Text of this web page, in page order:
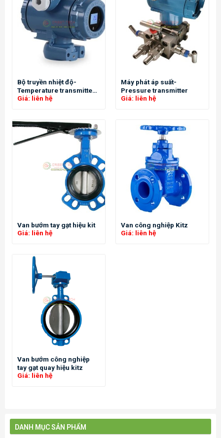
Bộ truyền nhiệt độ-
Temperature transmitter-
CHD-2480
Giá: liên hệ
Máy phát áp suất-
Pressure transmitter
Giá: liên hệ
Van bướm tay gạt hiệu kit
Giá: liên hệ
Van công nghiệp Kitz
Giá: liên hệ
Van bướm công nghiệp
tay gạt quay hiệu kitz
Giá: liên hệ
DANH MỤC SẢN PHẨM